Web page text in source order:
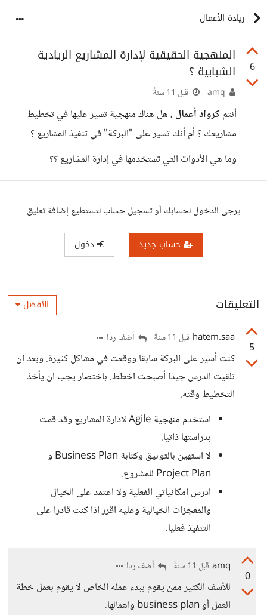
ريادة الأعمال
6
المنهجية الحقيقية لإدارة المشاريع الريادية
الشبابية ؟
قبل 11 سنةً
أنتمكرواد أعمال ، هل هناك منهجية تسير عليها في تخطيط
مشاريعك ؟ أم أنك تسير على "البركة" في تنفيذ المشاريع ؟
وما هي الأدوات التي تستخدمها في إدارة المشاريع ؟؟
يرجى الدخول لحسابك أو تسجيل حساب لتستطيع إضافة تعليق
حساب جديد دخول
التعليقات الأفضل
5
hatem.saa قبل 11 سنةً أضف ردا
كنت أسير على البركة سابقا ووقعت في مشاكل كثيرة. وبعد ان
تلقيت الدرس جيدا أصبحت اخطط. باختصار يجب ان يأخذ
التخطيط وقته.
استخدم منهجية Agile لادارة المشاريع وقد قمت
بدراستها ذاتيا.
لا استهين بالتوثيق وكتابة Business Plan و
Project Plan للمشروع.
ادرس امكانياتي الفعلية ولا اعتمد على الخيال
والمعجزات الخيالية وعليه اقرر اذا كنت قادرا على
التنفيذ فعليا.
0
amq قبل 11 سنةً أضف ردا
للأسف الكثير ممن يقوم ببدء عمله الخاص لا يقوم بعمل خطة
العمل أو business plan واهمالها.